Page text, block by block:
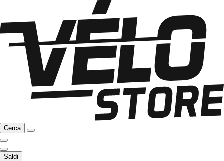
Cerca
Saldi